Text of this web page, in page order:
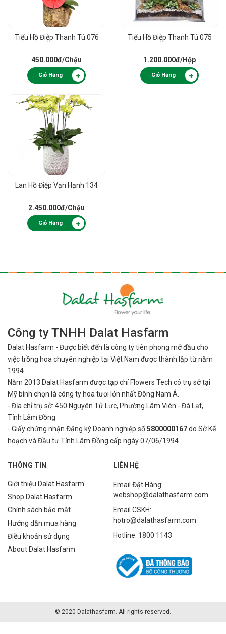
Tiểu Hồ Điệp Thanh Tú 076
450.000đ/Chậu
Giỏ Hàng
Tiểu Hồ Điệp Thanh Tú 075
1.200.000đ/Hộp
Giỏ Hàng
Lan Hồ Điệp Vạn Hạnh 134
2.450.000đ/Chậu
Giỏ Hàng
Công ty TNHH Dalat Hasfarm
Dalat Hasfarm - Được biết đến là công ty tiên phong mở đầu cho
việctrồng hoa chuyên nghiệp tại Việt Nam được thành lập từ năm
1994.
Năm 2013 Dalat Hasfarm được tạp chí Flowers Tech có trụ sở tại
Mỹ bình chọn là công ty hoa tươi lớn nhất Đông Nam Á.
- Địa chỉ trụ sở: 450 Nguyên Tử Lực, Phường Lâm Viên - Đà Lạt,
Tỉnh Lâm Đồng
- Giấy chứng nhận Đăng ký Doanh nghiệp số5800000167do Sở Kế
hoạch và Đầu tư Tỉnh Lâm Đồng cấp ngày 07/06/1994
THÔNG TIN
Giới thiệu Dalat Hasfarm
Shop Dalat Hasfarm
Chính sách bảo mật
Hướng dẫn mua hàng
Điều khoản sử dụng
About Dalat Hasfarm
LIÊN HỆ
Email Đặt Hàng:
webshop@dalathasfarm.com
Email CSKH:
hotro@dalathasfarm.com
Hotline: 1800 1143
© 2020 Dalathasfarm. All rights reserved.